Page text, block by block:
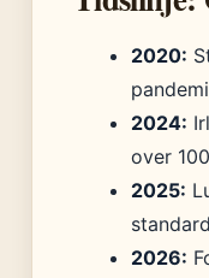
2020:
2024:
over
2025:
2026: